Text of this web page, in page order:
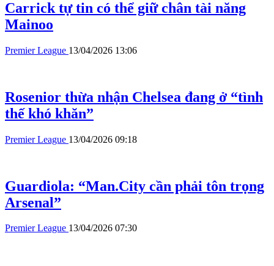
Carrick tự tin có thể giữ chân tài năng
Mainoo
Premier League 13/04/2026 13:06
Rosenior thừa nhận Chelsea đang ở “tình
thế khó khăn”
Premier League 13/04/2026 09:18
Guardiola: “Man.City cần phải tôn trọng
Arsenal”
Premier League 13/04/2026 07:30